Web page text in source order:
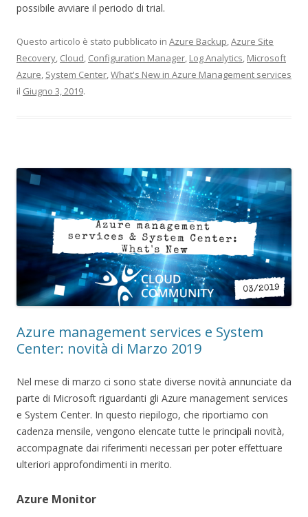
possibile avviare il periodo di trial.
Questo articolo è stato pubblicato in Azure Backup,Azure Site
Recovery, Cloud, Configuration Manager, Log Analytics, Microsoft
Azure, System Center,What's New in Azure Management services
il Giugno 3, 2019.
Azure management services e System
Center: novità di Marzo 2019
Nel mese di marzo ci sono state diverse novità annunciate da
parte di Microsoft riguardanti gli Azure management services
e System Center. In questo riepilogo, che riportiamo con
cadenza mensile, vengono elencate tutte le principali novità,
accompagnate dai riferimenti necessari per poter effettuare
ulteriori approfondimenti in merito.
Azure Monitor